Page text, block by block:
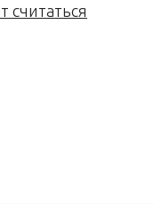
считаться